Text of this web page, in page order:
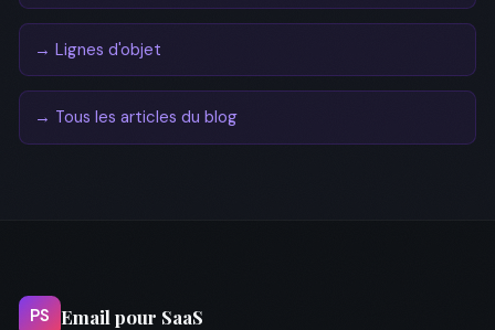
→ Lignes d'objet
→ Tous les articles du blog
PS Email pour SaaS